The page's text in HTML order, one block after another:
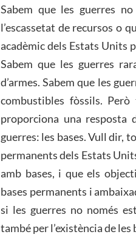
Sabem que les guerres
l’escassetat de recursos o
acadèmic dels Estats Units
Sabem que les guerres
d’armes. Sabem que les
combustibles fòssils.
proporciona una resposta
guerres: les bases. Vull dir,
permanents dels Estats
amb bases, i que els
bases permanents i
si les guerres no només
també per l’existència de les